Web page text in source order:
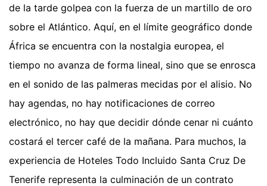
de la tarde golpea con la fuerza de un martillo de oro
sobre el Atlántico. Aquí, en el límite geográfico donde
África se encuentra con la nostalgia europea, el
tiempo no avanza de forma lineal, sino que se enrosca
en el sonido de las palmeras mecidas por el alisio. No
hay agendas, no hay notificaciones de correo
electrónico, no hay que decidir dónde cenar ni cuánto
costará el tercer café de la mañana. Para muchos, la
experiencia de Hoteles Todo Incluido Santa Cruz De
Tenerife representa la culminación de un contrato